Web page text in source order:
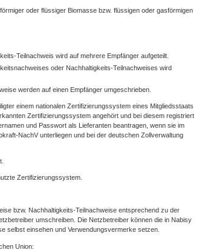
oder flüssiger Biomasse bzw. flüssigen oder gasförmigen
Teilnachweis wird auf mehrere Empfänger aufgeteilt.
oder Nachhaltigkeits-Teilnachweises wird
werden auf einen Empfänger umgeschrieben.
einem nationalen Zertifizierungssystem eines Mitgliedsstaats
Zertifizierungssystem angehört und bei diesem registriert
und Passwort als Lieferanten beantragen, wenn sie im
NachV unterliegen und bei der deutschen Zollverwaltung
Zertifizierungssystem.
bzw. Nachhaltigkeits-Teilnachweise entsprechend zu der
umschreiben. Die Netzbetreiber können die in Nabisy
selbst einsehen und Verwendungsvermerke setzen.
Union: